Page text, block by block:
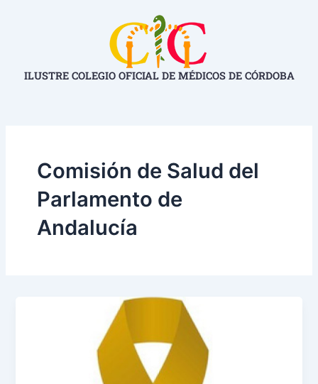
ILUSTRE COLEGIO OFICIAL DE MÉDICOS DE CÓRDOBA
Comisión de Salud del
Parlamento de
Andalucía